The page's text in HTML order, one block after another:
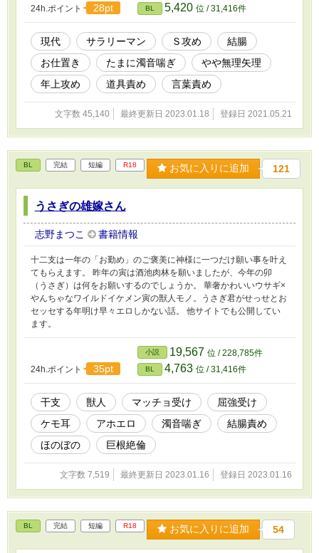
ーンライトノベルズさんでも公開。 タチ×タチ 受けに対してのみ
Ｓ 料理人 種付けプレス おしおき オナホ責め 疑似サンドイ
ッチ クズ受け 連続絶頂
24h.ポイント 28pt BL 5,420 位 / 31,416件
現代 サラリーマン Ｓ攻め
結腸
お仕置き
たまに濁音喘ぎ
やや無理矢理
年上攻め
道具責め 言葉責め
文字数 45,140 最終更新日 2023.01.18 登録日 2021.05.21
BL 完結 短編 R18 お気に入りに追加 121
うさぎの雄嫁さん
志野まつこ 書籍情報
十二支は一年の「お勤め」のご褒美に神様に一つだけ願い事を叶え
てもらえます。 昨年の寅は酒池肉林を願いましたが、今年の卯
（うさぎ）は何をお願いするのでしょうか。 華奢かわいいウサギ×
やんちゃなワイルドイケメン寅の獣人モノ。うさぎ君がせっせとお
セッセする年明け早々エロしかない話。 他サイトでも公開してい
ます。
24h.ポイント 35pt
小説 19,567 位 / 228,785件
BL 4,763 位 / 31,416件
干支 獣人 マッチョ受け
屈強受け
ケモ耳
アホエロ 濁音喘ぎ
結腸責め
ほのぼの
巨根絶倫
文字数 7,519 最終更新日 2023.01.16 登録日 2023.01.16
BL 完結 短編 R18 お気に入りに追加 54